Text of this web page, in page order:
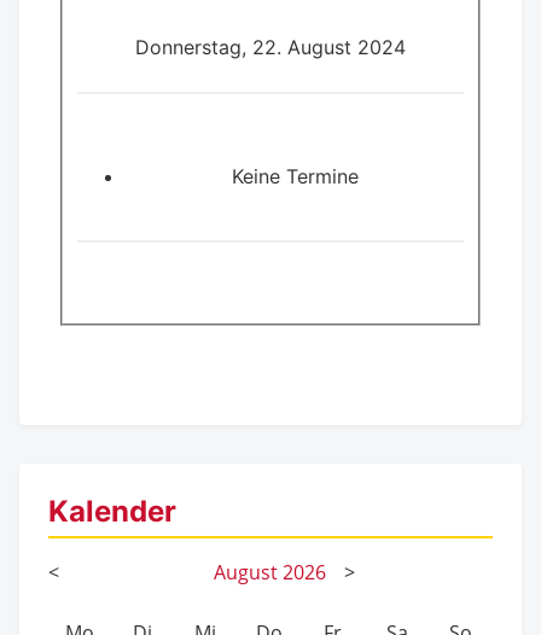
Donnerstag, 22. August 2024
Keine Termine
Kalender
< August2026 >